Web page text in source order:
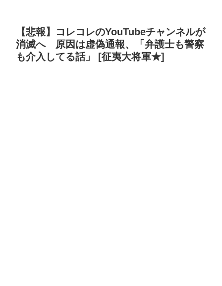
【悲報】コレコレのYouTubeチャンネルが
消滅へ 原因は虚偽通報、「弁護士も警察
も介入してる話」 [征夷大将軍★]